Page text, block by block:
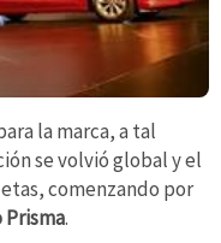
la marca, a tal
se volvió global y el
comenzando por
.